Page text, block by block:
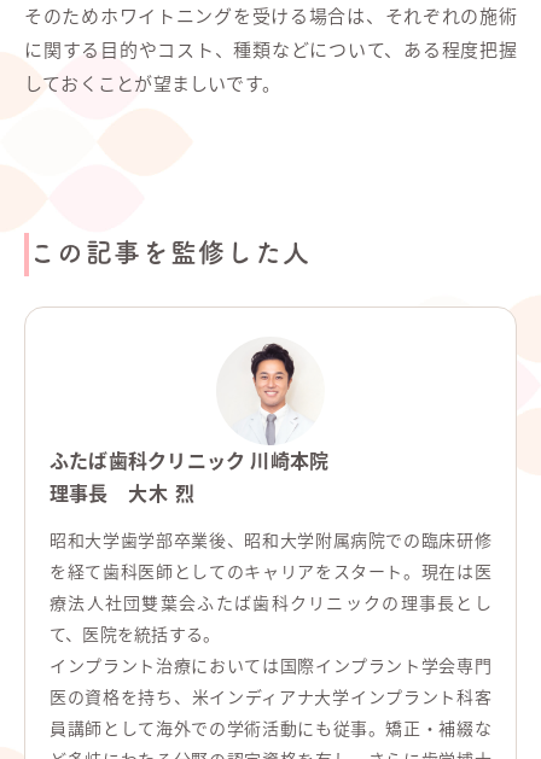
そのためホワイトニングを受ける場合は、それぞれの施術
に関する目的やコスト、種類などについて、ある程度把握
しておくことが望ましいです。
この記事を監修した人
ふたば歯科クリニック 川崎本院
理事長 大木 烈
昭和大学歯学部卒業後、昭和大学附属病院での臨床研修
を経て歯科医師としてのキャリアをスタート。現在は医
療法人社団雙葉会ふたば歯科クリニックの理事長とし
て、医院を統括する。
インプラント治療においては国際インプラント学会専門
医の資格を持ち、米インディアナ大学インプラント科客
員講師として海外での学術活動にも従事。矯正・補綴な